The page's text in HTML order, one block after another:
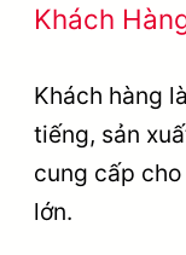
Khách
Khách hàng
tiếng, sản
cung cấp
lớn.